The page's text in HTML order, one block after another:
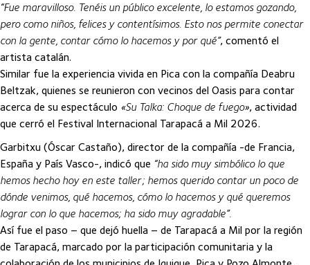
“Fue maravilloso. Tenéis un público excelente, lo estamos gozando,
pero como niños, felices y contentísimos. Esto nos permite conectar
con la gente, contar cómo lo hacemos y por qué”, comentó el
artista catalán.
Similar fue la experiencia vivida en Pica con la compañía Deabru
Beltzak, quienes se reunieron con vecinos del Oasis para contar
acerca de su espectáculo «Su Talka: Choque de fuego», actividad
que cerró el Festival Internacional Tarapacá a Mil 2026.
Garbitxu (Óscar Castaño), director de la compañía -de Francia,
España y País Vasco-, indicó que “ha sido muy simbólico lo que
hemos hecho hoy en este taller; hemos querido contar un poco de
dónde venimos, qué hacemos, cómo lo hacemos y qué queremos
lograr con lo que hacemos; ha sido muy agradable”.
Así fue el paso – que dejó huella – de Tarapacá a Mil por la región
de Tarapacá, marcado por la participación comunitaria y la